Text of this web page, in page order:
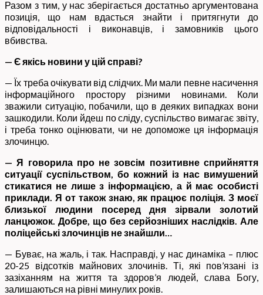
Разом з тим, у нас зберігається достатньо аргументована
позиція, що нам вдасться знайти і притягнути до
відповідальності і виконавців, і замовників цього
вбивства.
— Є якісь новини у цій справі?
— Їх треба очікувати від слідчих. Ми мали певне насичення
інформаційного простору різними новинами. Коли
зважили ситуацію, побачили, що в деяких випадках вони
зашкодили. Коли йдеш по сліду, суспільство вимагає звіту,
і треба тонко оцінювати, чи не допоможе ця інформація
злочинцю.
— Я говорила про не зовсім позитивне сприйняття
ситуації суспільством, бо кожний із нас вимушений
стикатися не лише з інформацією, а й має особисті
приклади. Я от також знаю, як працює поліція. З моєї
близької людини посеред дня зірвали золотий
ланцюжок. Добре, що без серйозніших наслідків. Але
поліцейські злочинців не знайшли…
— Буває, на жаль, і так. Насправді, у нас динаміка – плюс
20-25 відсотків майнових злочинів. Ті, які пов’язані із
зазіханням на життя та здоров’я людей, слава Богу,
залишаються на рівні минулих років.